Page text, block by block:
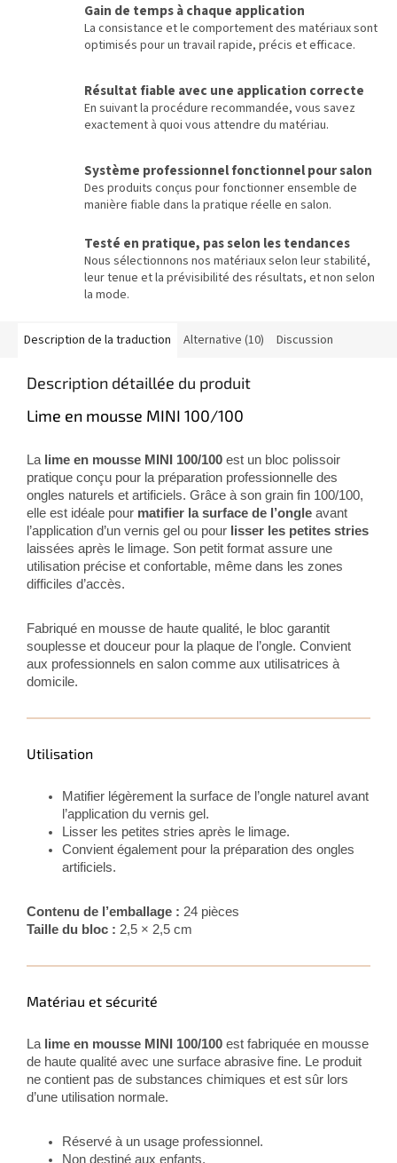
Gain de temps à chaque application
La consistance et le comportement des matériaux sont
optimisés pour un travail rapide, précis et efficace.
Résultat fiable avec une application correcte
En suivant la procédure recommandée, vous savez
exactement à quoi vous attendre du matériau.
Système professionnel fonctionnel pour salon
Des produits conçus pour fonctionner ensemble de
manière fiable dans la pratique réelle en salon.
Testé en pratique, pas selon les tendances
Nous sélectionnons nos matériaux selon leur stabilité,
leur tenue et la prévisibilité des résultats, et non selon
la mode.
Description de la traduction Alternative (10) Discussion
Description détaillée du produit
Lime en mousse MINI 100/100
La lime en mousse MINI 100/100 est un bloc polissoir
pratique conçu pour la préparation professionnelle des
ongles naturels et artificiels. Grâce à son grain fin 100/100,
elle est idéale pour matifier la surface de l’ongle avant
l’application d’un vernis gel ou pour lisser les petites stries
laissées après le limage. Son petit format assure une
utilisation précise et confortable, même dans les zones
difficiles d’accès.
Fabriqué en mousse de haute qualité, le bloc garantit
souplesse et douceur pour la plaque de l’ongle. Convient
aux professionnels en salon comme aux utilisatrices à
domicile.
Utilisation
Matifier légèrement la surface de l’ongle naturel avant
l’application du vernis gel.
Lisser les petites stries après le limage.
Convient également pour la préparation des ongles
artificiels.
Contenu de l’emballage : 24 pièces
Taille du bloc : 2,5 × 2,5 cm
Matériau et sécurité
La lime en mousse MINI 100/100 est fabriquée en mousse
de haute qualité avec une surface abrasive fine. Le produit
ne contient pas de substances chimiques et est sûr lors
d’une utilisation normale.
Réservé à un usage professionnel.
Non destiné aux enfants.